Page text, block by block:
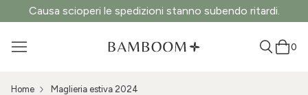
Causa scioperi le spedizioni stanno subendo ritardi.
0
Home Maglieria estiva 2024